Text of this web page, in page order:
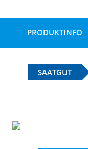
PRODUKTINFO
SAATGUT